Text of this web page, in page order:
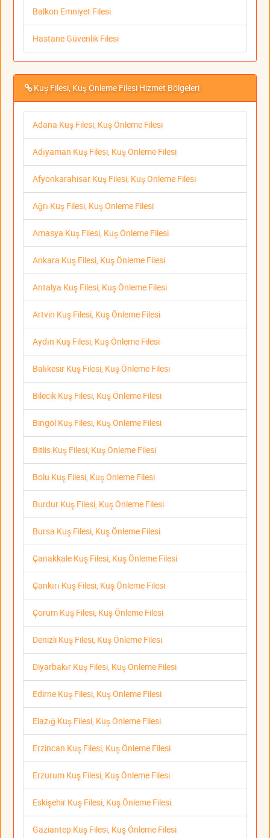
Balkon Emniyet Filesi
Hastane Güvenlik Filesi
Kuş Filesi, Kuş Önleme Filesi Hizmet Bölgeleri
Adana Kuş Filesi, Kuş Önleme Filesi
Adıyaman Kuş Filesi, Kuş Önleme Filesi
Afyonkarahisar Kuş Filesi, Kuş Önleme Filesi
Ağrı Kuş Filesi, Kuş Önleme Filesi
Amasya Kuş Filesi, Kuş Önleme Filesi
Ankara Kuş Filesi, Kuş Önleme Filesi
Antalya Kuş Filesi, Kuş Önleme Filesi
Artvin Kuş Filesi, Kuş Önleme Filesi
Aydın Kuş Filesi, Kuş Önleme Filesi
Balıkesir Kuş Filesi, Kuş Önleme Filesi
Bilecik Kuş Filesi, Kuş Önleme Filesi
Bingöl Kuş Filesi, Kuş Önleme Filesi
Bitlis Kuş Filesi, Kuş Önleme Filesi
Bolu Kuş Filesi, Kuş Önleme Filesi
Burdur Kuş Filesi, Kuş Önleme Filesi
Bursa Kuş Filesi, Kuş Önleme Filesi
Çanakkale Kuş Filesi, Kuş Önleme Filesi
Çankırı Kuş Filesi, Kuş Önleme Filesi
Çorum Kuş Filesi, Kuş Önleme Filesi
Denizli Kuş Filesi, Kuş Önleme Filesi
Diyarbakır Kuş Filesi, Kuş Önleme Filesi
Edirne Kuş Filesi, Kuş Önleme Filesi
Elazığ Kuş Filesi, Kuş Önleme Filesi
Erzincan Kuş Filesi, Kuş Önleme Filesi
Erzurum Kuş Filesi, Kuş Önleme Filesi
Eskişehir Kuş Filesi, Kuş Önleme Filesi
Gaziantep Kuş Filesi, Kuş Önleme Filesi